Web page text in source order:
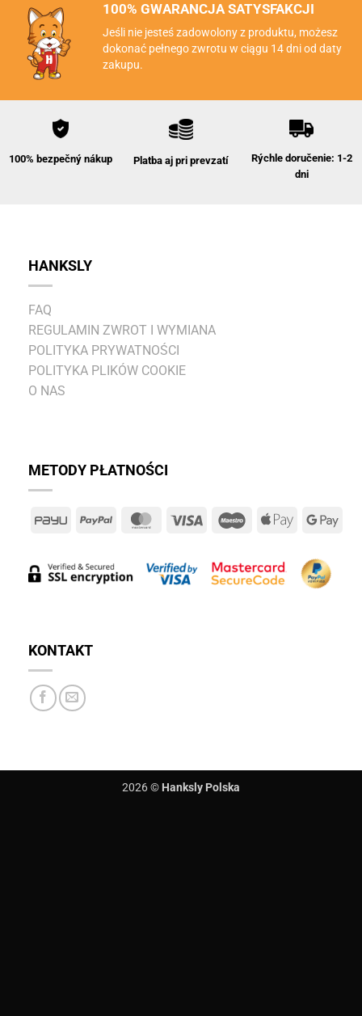
100% GWARANCJA SATYSFAKCJI
Jeśli nie jesteś zadowolony z produktu, możesz
dokonać pełnego zwrotu w ciągu 14 dni od daty
zakupu.
100% bezpečný nákup Platba aj pri prevzatí
Rýchle doručenie: 1-2
dni
HANKSLY
FAQ
REGULAMIN ZWROT I WYMIANA
POLITYKA PRYWATNOŚCI
POLITYKA PLIKÓW COOKIE
O NAS
METODY PŁATNOŚCI
PayU PayPal MasterCard
Visa MaestroApple
KONTAKT
2026 © Hanksly Polska